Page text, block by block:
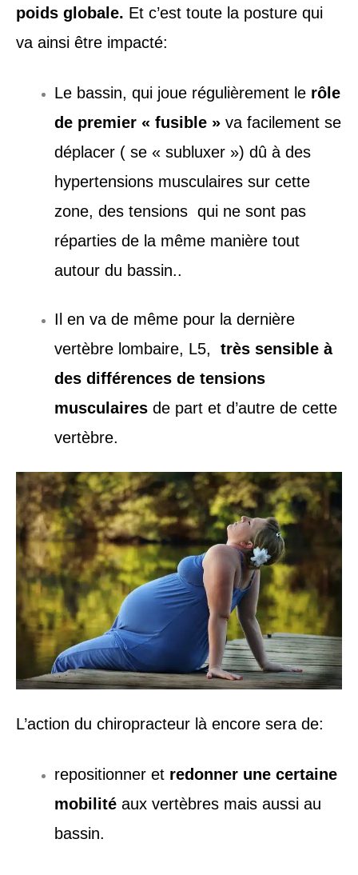
poids globale. Et c’est toute la posture qui
va ainsi être impacté:
Le bassin, qui joue régulièrement le rôle
de premier « fusible » va facilement se
déplacer ( se « subluxer ») dû à des
hypertensions musculaires sur cette
zone, des tensions qui ne sont pas
réparties de la même manière tout
autour du bassin..
Il en va de même pour la dernière
vertèbre lombaire, L5, très sensible à
des différences de tensions
musculaires de part et d’autre de cette
vertèbre.
L’action du chiropracteur là encore sera de:
repositionner et redonner une certaine
mobilité aux vertèbres mais aussi au
bassin.